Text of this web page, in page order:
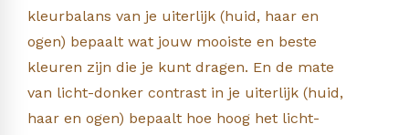
kleurbalans van je uiterlijk (huid, haar en
ogen) bepaalt wat jouw mooiste en beste
kleuren zijn die je kunt dragen. En de mate
van licht-donker contrast in je uiterlijk (huid,
haar en ogen) bepaalt hoe hoog het licht-